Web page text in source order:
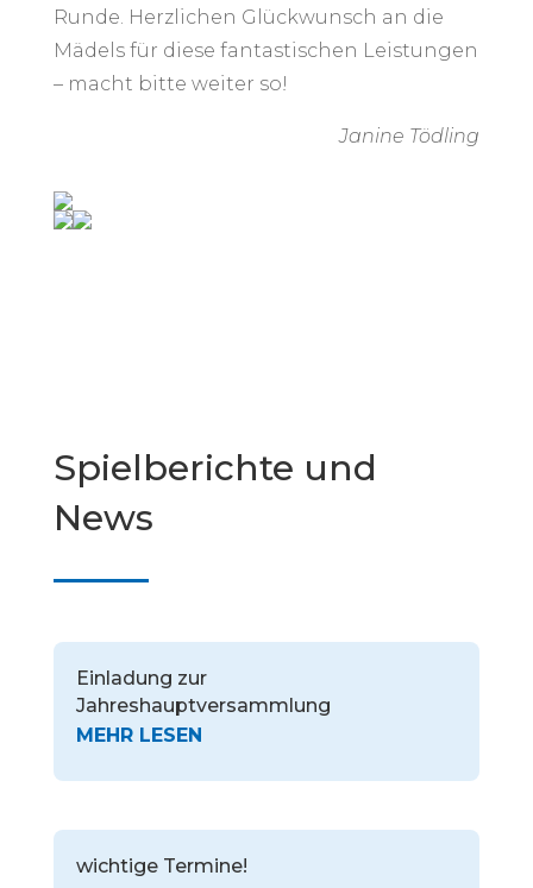
Runde. Herzlichen Glückwunsch an die
Mädels für diese fantastischen Leistungen
– macht bitte weiter so!
Janine Tödling
Spielberichte und
News
Einladung zur
Jahreshauptversammlung
wichtige Termine!